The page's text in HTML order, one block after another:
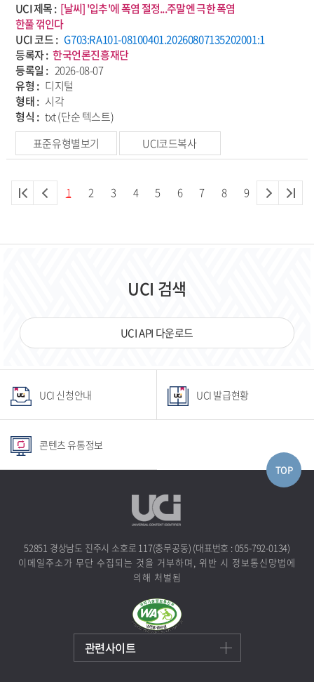
UCI 제목 : [날씨] '입추'에 폭염 절정...주말엔 극한 폭염
한풀 꺾인다
UCI 코드 : G703:RA101-08100401.20260807135202001:1
등록자 : 한국언론진흥재단
등록일 : 2026-08-07
유형 : 디지털
형태 : 시각
형식 : txt (단순 텍스트)
표준유형별보기
UCI코드복사
1 2 3 4 5 6 7 8 9
UCI 검색
UCI API 다운로드
UCI 신청안내 UCI 발급현황
콘텐츠 유통정보
TOP
52851 경상남도 진주시 소호로 117(충무공동) (대표번호 : 055-792-0134)
이메일주소가 무단 수집되는 것을 거부하며, 위반 시 정보통신망법에
의해 처벌됨
관련사이트